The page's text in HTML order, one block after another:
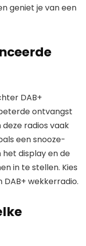
geniet je van een
DAB+
ontvangst
radios vaak
een snooze-
display en de
in te stellen. Kies
wekkerradio.